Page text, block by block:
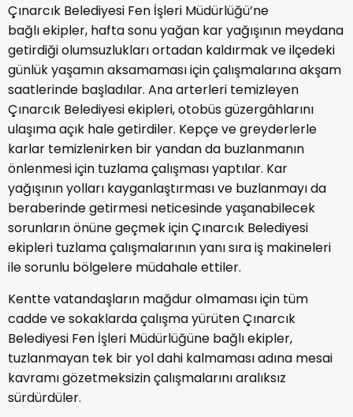
Çınarcık Belediyesi Fen İşleri Müdürlüğü’ne
bağlı ekipler, hafta sonu yağan kar yağışının meydana
getirdiği olumsuzlukları ortadan kaldırmak ve ilçedeki
günlük yaşamın aksamaması için çalışmalarına akşam
saatlerinde başladılar. Ana arterleri temizleyen
Çınarcık Belediyesi ekipleri, otobüs güzergâhlarını
ulaşıma açık hale getirdiler. Kepçe ve greyderlerle
karlar temizlenirken bir yandan da buzlanmanın
önlenmesi için tuzlama çalışması yaptılar. Kar
yağışının yolları kayganlaştırması ve buzlanmayı da
beraberinde getirmesi neticesinde yaşanabilecek
sorunların önüne geçmek için Çınarcık Belediyesi
ekipleri tuzlama çalışmalarının yanı sıra iş makineleri
ile sorunlu bölgelere müdahale ettiler.
Kentte vatandaşların mağdur olmaması için tüm
cadde ve sokaklarda çalışma yürüten Çınarcık
Belediyesi Fen İşleri Müdürlüğüne bağlı ekipler,
tuzlanmayan tek bir yol dahi kalmaması adına mesai
kavramı gözetmeksizin çalışmalarını aralıksız
sürdürdüler.